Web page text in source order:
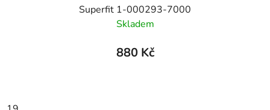
Superfit 1-000293-7000
Skladem
880 Kč